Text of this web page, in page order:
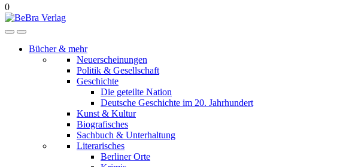
0
Bücher & mehr
Neuerscheinungen
Politik & Gesellschaft
Geschichte
Die geteilte Nation
Deutsche Geschichte im 20. Jahrhundert
Kunst & Kultur
Biografisches
Sachbuch & Unterhaltung
Literarisches
Berliner Orte